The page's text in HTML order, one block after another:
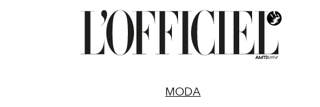
MODA